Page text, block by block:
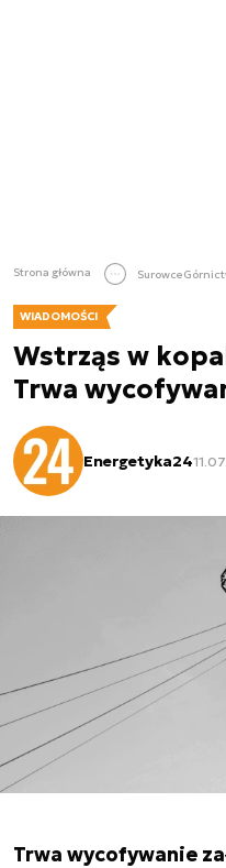
Strona główna Surowce
WIADOMOŚCI
Wstrząs w
Trwa
Energetyka24
Trwa wycofywanie